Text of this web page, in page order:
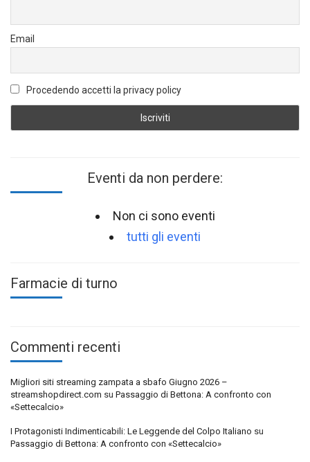
Email
Procedendo accetti la privacy policy
Eventi da non perdere:
Non ci sono eventi
tutti gli eventi
Farmacie di turno
Commenti recenti
Migliori siti streaming zampata a sbafo Giugno 2026 –
streamshopdirect.com su Passaggio di Bettona: A confronto con
«Settecalcio»
I Protagonisti Indimenticabili: Le Leggende del Colpo Italiano su
Passaggio di Bettona: A confronto con «Settecalcio»